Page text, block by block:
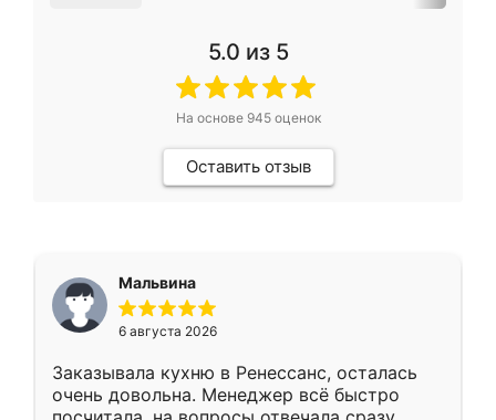
5.0 из 5
На основе 945оценок
Оставить отзыв
Мальвина
6 августа 2026
Заказывала кухню в Ренессанс, осталась
очень довольна. Менеджер всё быстро